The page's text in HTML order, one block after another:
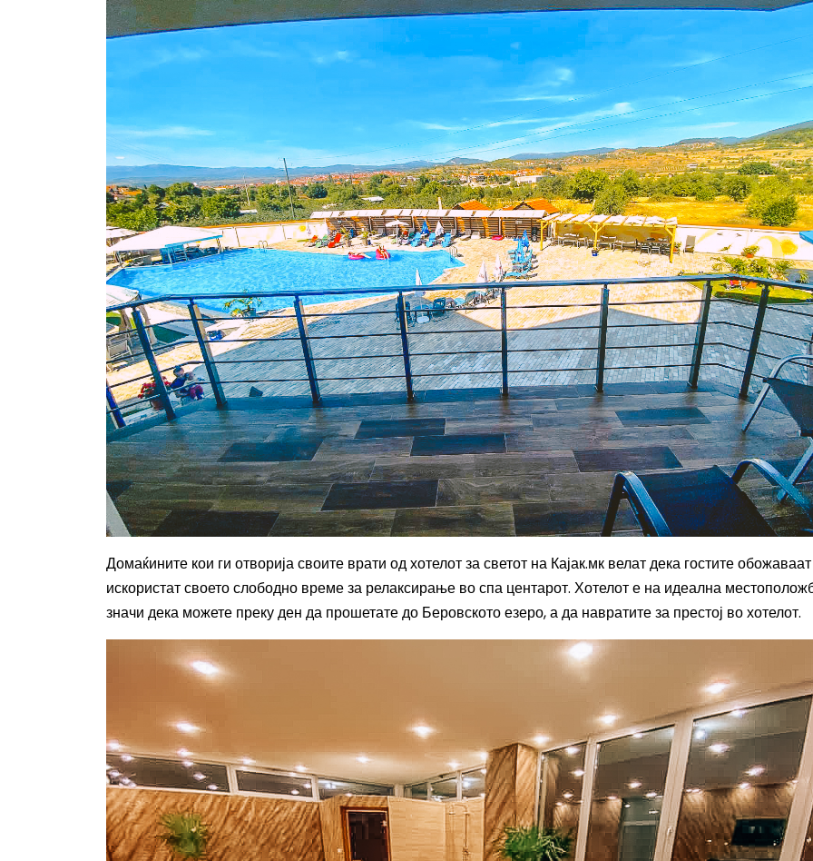
Домаќините кои ги отворија своите врати од хотелот за светот на Кајак.мк велат дека гостите
искористат своето слободно време за релаксирање во спа центарот. Хотелот е на идеална
значи дека можете преку ден да прошетате до Беровското езеро, а да навратите за престој во хотелот.
Целосно
Сонцето 2026:
најголемиот
во Европа